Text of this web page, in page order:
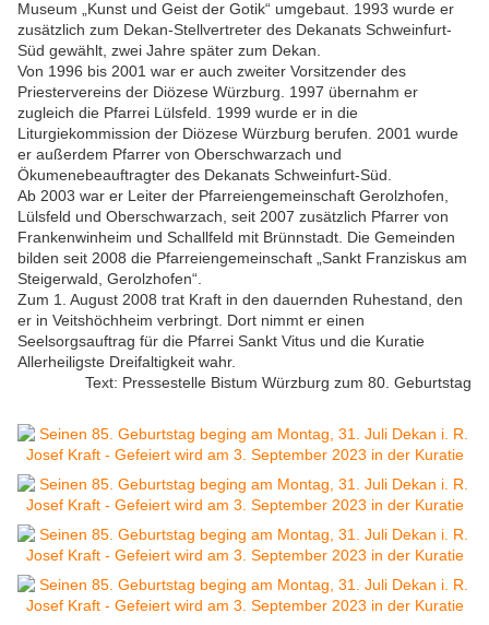
Museum „Kunst und Geist der Gotik“ umgebaut. 1993 wurde er
zusätzlich zum Dekan-Stellvertreter des Dekanats Schweinfurt-
Süd gewählt, zwei Jahre später zum Dekan.
Von 1996 bis 2001 war er auch zweiter Vorsitzender des
Priestervereins der Diözese Würzburg. 1997 übernahm er
zugleich die Pfarrei Lülsfeld. 1999 wurde er in die
Liturgiekommission der Diözese Würzburg berufen. 2001 wurde
er außerdem Pfarrer von Oberschwarzach und
Ökumenebeauftragter des Dekanats Schweinfurt-Süd.
Ab 2003 war er Leiter der Pfarreiengemeinschaft Gerolzhofen,
Lülsfeld und Oberschwarzach, seit 2007 zusätzlich Pfarrer von
Frankenwinheim und Schallfeld mit Brünnstadt. Die Gemeinden
bilden seit 2008 die Pfarreiengemeinschaft „Sankt Franziskus am
Steigerwald, Gerolzhofen“.
Zum 1. August 2008 trat Kraft in den dauernden Ruhestand, den
er in Veitshöchheim verbringt. Dort nimmt er einen
Seelsorgsauftrag für die Pfarrei Sankt Vitus und die Kuratie
Allerheiligste Dreifaltigkeit wahr.
Text: Pressestelle Bistum Würzburg zum 80. Geburtstag